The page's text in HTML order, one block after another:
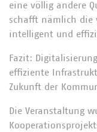
eine völlig andere
schafft nämlich die
intelligent und
Fazit:
effiziente
Zukunft der
Die Veranstaltung